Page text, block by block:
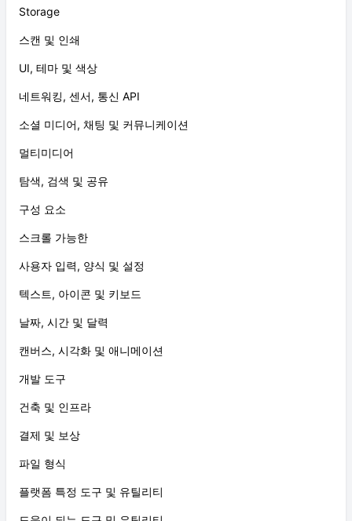
Storage
스캔 및 인쇄
UI, 테마 및 색상
네트워킹, 센서, 통신 API
소셜 미디어, 채팅 및 커뮤니케이션
멀티미디어
탐색, 검색 및 공유
구성 요소
스크롤 가능한
사용자 입력, 양식 및 설정
텍스트, 아이콘 및 키보드
날짜, 시간 및 달력
캔버스, 시각화 및 애니메이션
개발 도구
건축 및 인프라
결제 및 보상
파일 형식
플랫폼 특정 도구 및 유틸리티